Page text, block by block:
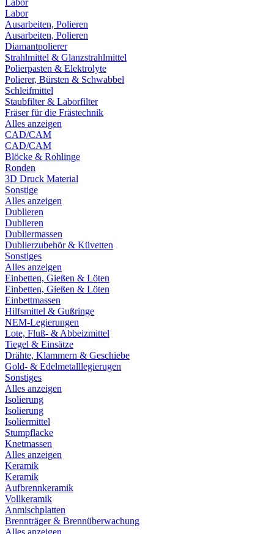
Labor
Labor
Ausarbeiten, Polieren
Ausarbeiten, Polieren
Diamantpolierer
Strahlmittel & Glanzstrahlmittel
Polierpasten & Elektrolyte
Polierer, Bürsten & Schwabbel
Schleifmittel
Staubfilter & Laborfilter
Fräser für die Frästechnik
Alles anzeigen
CAD/CAM
CAD/CAM
Blöcke & Rohlinge
Ronden
3D Druck Material
Sonstige
Alles anzeigen
Dublieren
Dublieren
Dubliermassen
Dublierzubehör & Küvetten
Sonstiges
Alles anzeigen
Einbetten, Gießen & Löten
Einbetten, Gießen & Löten
Einbettmassen
Hilfsmittel & Gußringe
NEM-Legierungen
Lote, Fluß- & Abbeizmittel
Tiegel & Einsätze
Drähte, Klammern & Geschiebe
Gold- & Edelmetalllegierugen
Sonstiges
Alles anzeigen
Isolierung
Isolierung
Isoliermittel
Stumpflacke
Knetmassen
Alles anzeigen
Keramik
Keramik
Aufbrennkeramik
Vollkeramik
Anmischplatten
Brennträger & Brennüberwachung
Alles anzeigen